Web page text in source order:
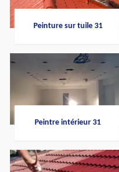
Peinture sur tuile 31
Peintre intérieur 31